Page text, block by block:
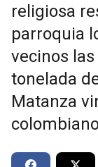
religiosa
parroquia
vecinos
tonelada
Matanza